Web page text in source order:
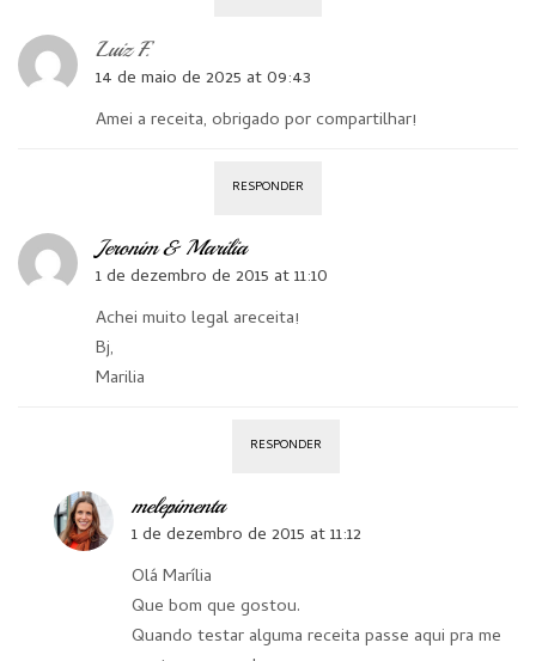
Luiz F.
14 de maio de 2025 at 09:43
Amei a receita, obrigado por compartilhar!
RESPONDER
Jeronim & Marilia
1 de dezembro de 2015 at 11:10
Achei muito legal areceita!
Bj,
Marilia
RESPONDER
melepimenta
1 de dezembro de 2015 at 11:12
Olá Marília
Que bom que gostou.
Quando testar alguma receita passe aqui pra me